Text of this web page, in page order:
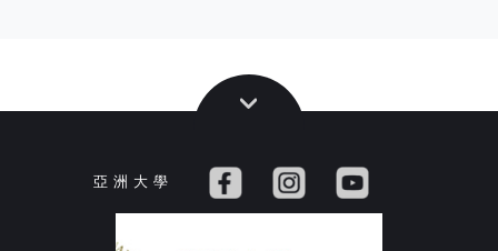
亞 洲 大 學